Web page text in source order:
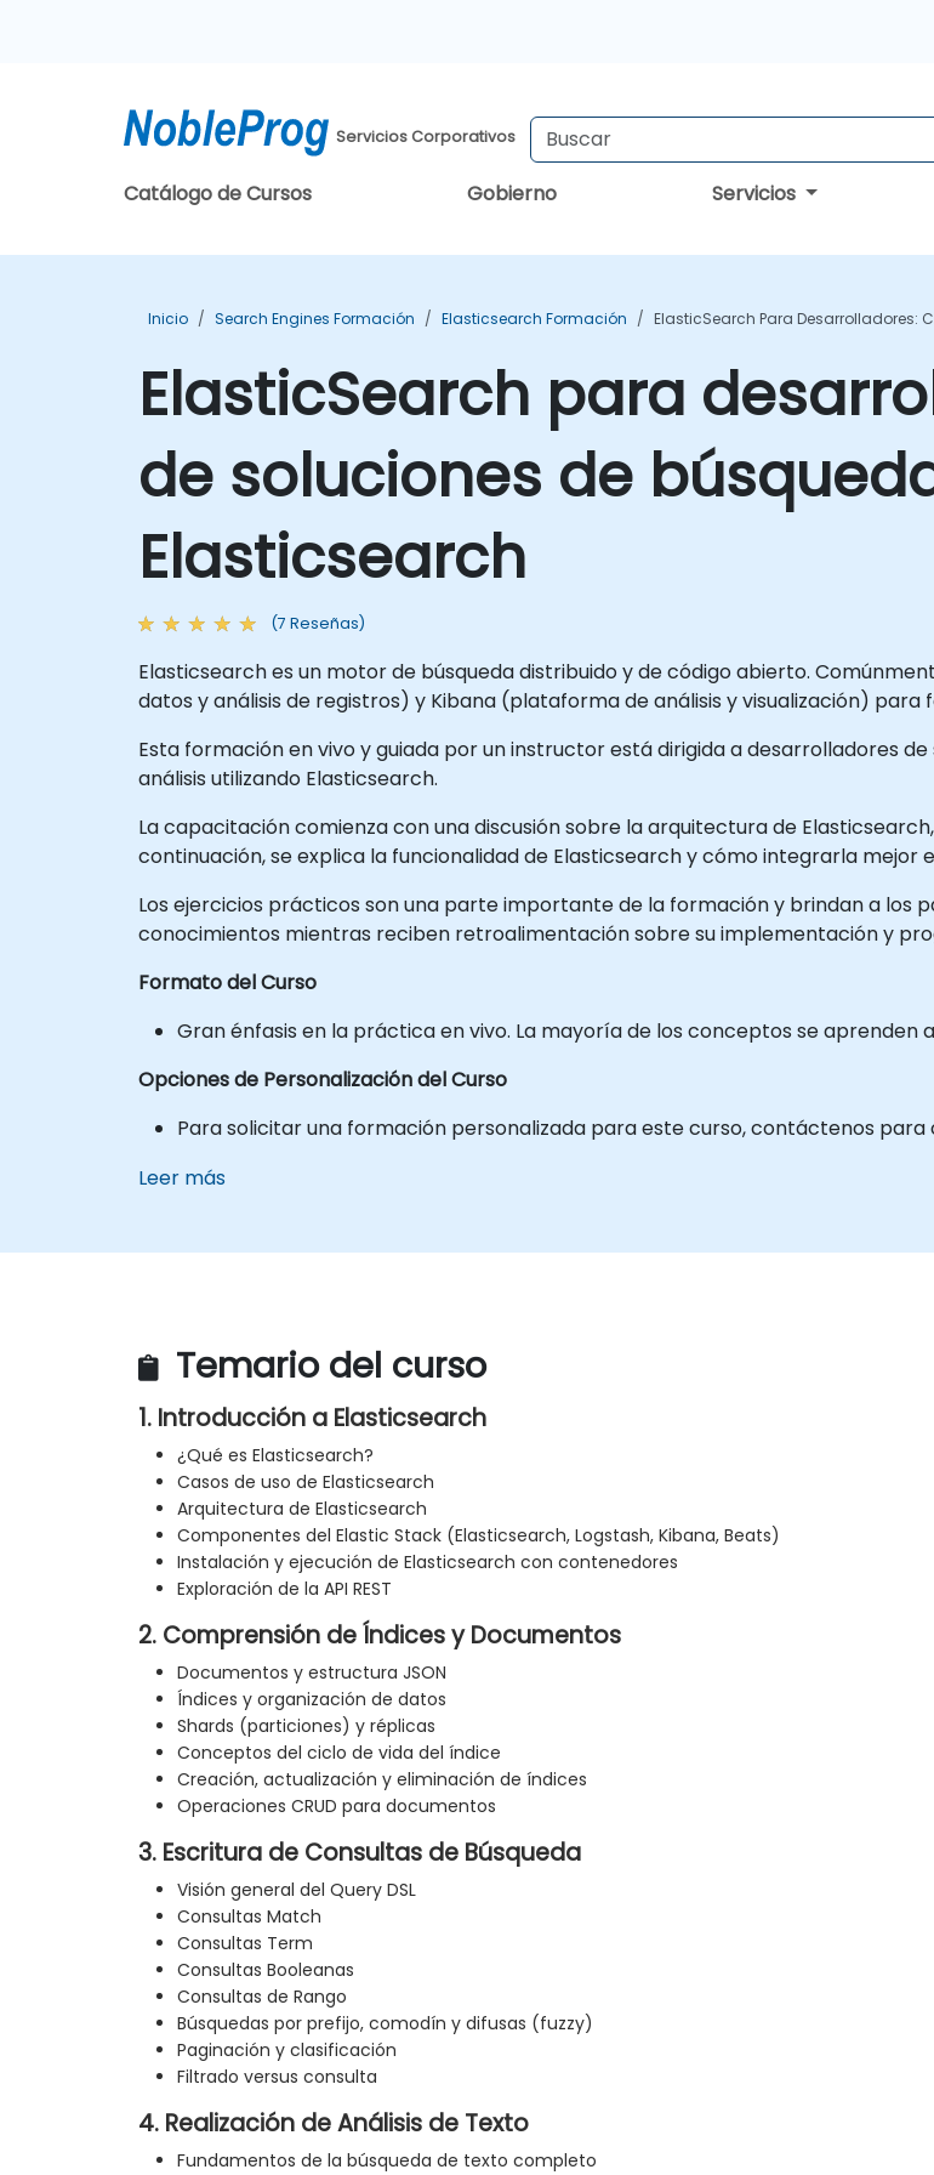
Servicios Corporativos
Catálogo de Cursos Gobierno Servicios
Inicio Search Engines Formación Elasticsearch Formación ElasticSearch Para Desarrolladores:
ElasticSearch para
de soluciones de
Elasticsearch
(7 Reseñas)
Elasticsearch es un motor de búsqueda distribuido y de código abierto.
datos y análisis de registros) y Kibana (plataforma de análisis y visualización) para
Esta formación en vivo y guiada por un instructor está dirigida a desarrolladores
análisis utilizando Elasticsearch.
La capacitación comienza con una discusión sobre la arquitectura de
continuación, se explica la funcionalidad de Elasticsearch y cómo integrarla mejor
Los ejercicios prácticos son una parte importante de la formación y brindan a los
conocimientos mientras reciben retroalimentación sobre su implementación y
Formato del Curso
Gran énfasis en la práctica en vivo. La mayoría de los conceptos se
Opciones de Personalización del Curso
Para solicitar una formación personalizada para este curso, contáctenos para
Leer más
Temario del curso
1. Introducción a Elasticsearch
¿Qué es Elasticsearch?
Casos de uso de Elasticsearch
Arquitectura de Elasticsearch
Componentes del Elastic Stack (Elasticsearch, Logstash, Kibana, Beats)
Instalación y ejecución de Elasticsearch con contenedores
Exploración de la API REST
2. Comprensión de Índices y Documentos
Documentos y estructura JSON
Índices y organización de datos
Shards (particiones) y réplicas
Conceptos del ciclo de vida del índice
Creación, actualización y eliminación de índices
Operaciones CRUD para documentos
3. Escritura de Consultas de Búsqueda
Visión general del Query DSL
Consultas Match
Consultas Term
Consultas Booleanas
Consultas de Rango
Búsquedas por prefijo, comodín y difusas (fuzzy)
Paginación y clasificación
Filtrado versus consulta
4. Realización de Análisis de Texto
Fundamentos de la búsqueda de texto completo